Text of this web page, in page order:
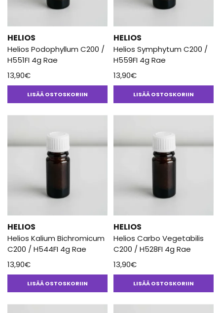
HELIOS
Helios Podophyllum C200 /
H551FI 4g Rae
13,90€
LISÄÄ OSTOSKORIIN
HELIOS
Helios Symphytum C200 /
H559FI 4g Rae
13,90€
LISÄÄ OSTOSKORIIN
HELIOS
Helios Kalium Bichromicum
C200 / H544FI 4g Rae
13,90€
LISÄÄ OSTOSKORIIN
HELIOS
Helios Carbo Vegetabilis
C200 / H528FI 4g Rae
13,90€
LISÄÄ OSTOSKORIIN